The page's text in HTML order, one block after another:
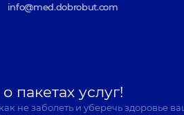
info@med.dobrobut.com
пакетах услуг!
не заболеть и уберечь здоровье